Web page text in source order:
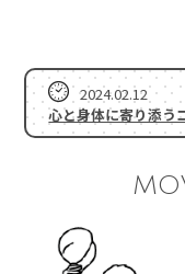
2024.02.12
心と身体に寄り添う